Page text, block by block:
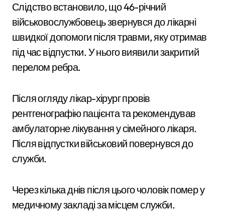
Слідство встановило, що 46-річний
військовослужбовець звернувся до лікарні
швидкої допомоги після травми, яку отримав
під час відпустки. У нього виявили закритий
перелом ребра.
Після огляду лікар-хірург провів
рентгенографію пацієнта та рекомендував
амбулаторне лікування у сімейного лікаря.
Після відпустки військовий повернувся до
служби.
Через кілька днів після цього чоловік помер у
медичному закладі за місцем служби.